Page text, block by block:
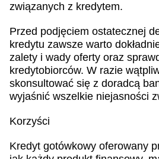
związanych z kredytem.
Przed podjęciem ostatecznej
kredytu zawsze warto
zalety i wady oferty oraz
kredytobiorców. W razie
skonsultować się z doradcą
wyjaśnić wszelkie niejasności
Korzyści
Kredyt gotówkowy oferowany